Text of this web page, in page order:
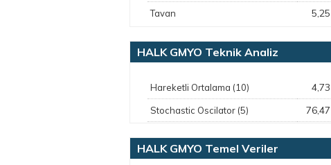
Tavan 5,25
HALK GMYO Teknik Analiz
Hareketli Ortalama (10) 4,73
Stochastic Oscilator (5) 76,47
HALK GMYO Temel Veriler